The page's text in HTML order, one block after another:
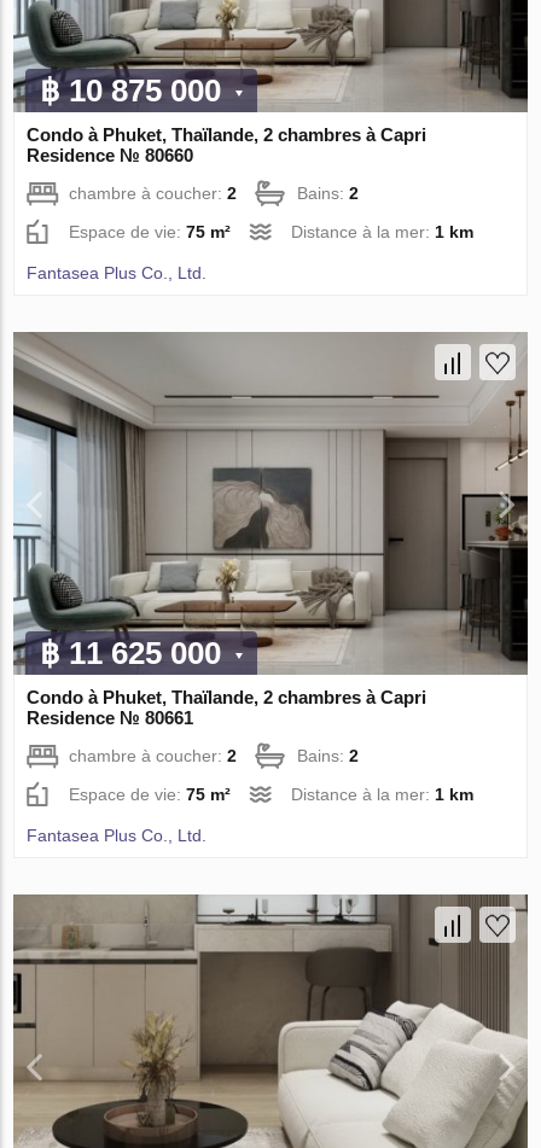
฿ 10 875 000
Condo à Phuket, Thaïlande, 2 chambres à Capri
Residence № 80660
chambre à coucher:2 Bains:2
Espace de vie:75 m² Distance à la mer: 1 km
Fantasea Plus Co., Ltd.
฿ 11 625 000
Condo à Phuket, Thaïlande, 2 chambres à Capri
Residence № 80661
chambre à coucher:2 Bains:2
Espace de vie:75 m² Distance à la mer: 1 km
Fantasea Plus Co., Ltd.